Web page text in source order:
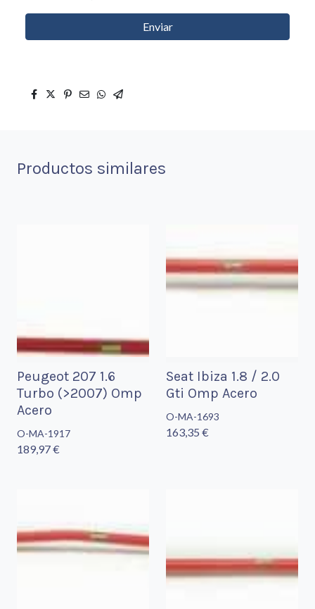
Enviar
Productos similares
Peugeot 207 1.6
Turbo (>2007) Omp
Acero
O-MA-1917
189,97 €
Seat Ibiza 1.8 / 2.0
Gti Omp Acero
O-MA-1693
163,35 €